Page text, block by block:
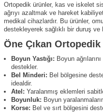
Ortopedik ürünler, kas ve iskelet
ağrıyı azaltmak ve hareket
medikal cihazlardır. Bu ürünler,
destekleyerek sağlıklı bir duruş ve
Öne Çıkan
Boyun Yastığı: Boyun
destekler.
Bel Minderi: Bel bölgesine
idealdir.
Atel: Yaralanmış eklemleri
Boyunluk: Boyun
Korse: Bel ve sırt bölgesini